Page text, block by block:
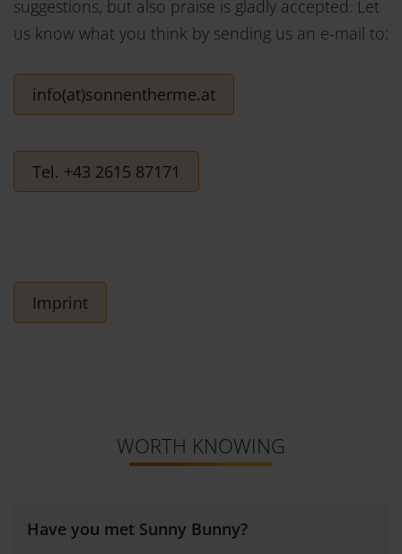
suggestions, but also praise is gladly accepted. Let
us know what you think by sending us an e-mail to:
info(at)sonnentherme.at
Tel. +43 2615 87171
Imprint
WORTH KNOWING
Have you met Sunny Bunny?